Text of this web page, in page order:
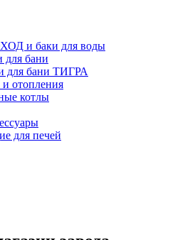
и баки для воды
для бани
для бани ТИГРА
отопления
котлы
для печей